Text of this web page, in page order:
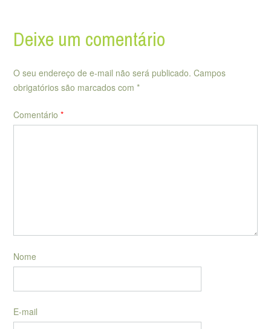
Deixe um comentário
O seu endereço de e-mail não será publicado. Campos
obrigatórios são marcados com *
Comentário *
Nome
E-mail